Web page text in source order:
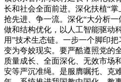
长和社会全面前进。深化扶植“
抢先进、争一流。深化“大分析
做和结构优化，以人工智能驱动
用”技术生态链。一步一个脚印
变为夸姣现实。要严酷遵照党的
质量成长、全面深化、无效市场
安等严沉准绳。是服膺嘱托、克